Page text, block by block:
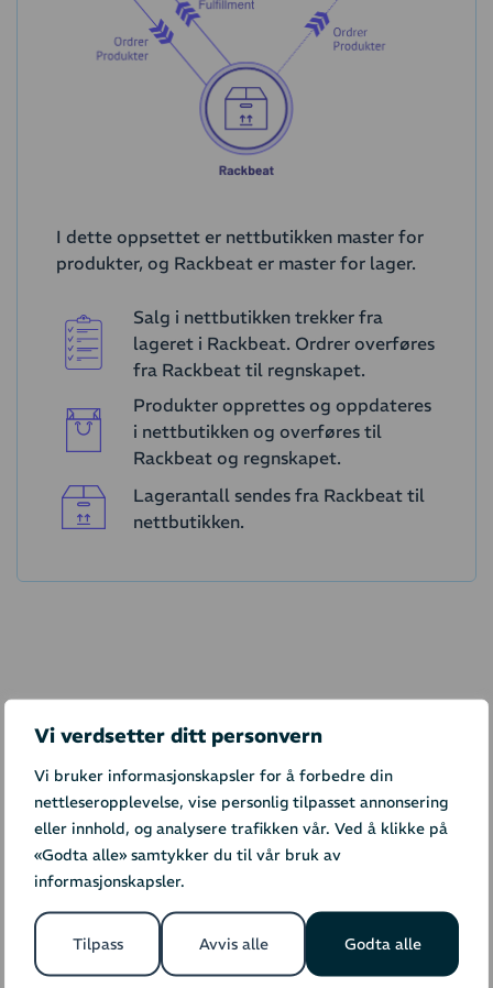
Vi verdsetter ditt personvern
Vi bruker informasjonskapsler for å forbedre din
nettleseropplevelse, vise personlig tilpasset annonsering
eller innhold, og analysere trafikken vår. Ved å klikke på
«Godta alle» samtykker du til vår bruk av
informasjonskapsler.
Tilpass Avvis alle Godta alle
I dette oppsettet er nettbutikken master for
produkter, og Rackbeat er master for lager.
Salg i nettbutikken trekker fra
lageret i Rackbeat. Ordrer overføres
fra Rackbeat til regnskapet.
Produkter opprettes og oppdateres
i nettbutikken og overføres til
Rackbeat og regnskapet.
Lagerantall sendes fra Rackbeat til
nettbutikken.
Hvordan skiller IEX
integrasjonen seg fra
Rackbeats egen
IEX Rackbeat
Overføring av ordrer til regnskap
Rackbeat